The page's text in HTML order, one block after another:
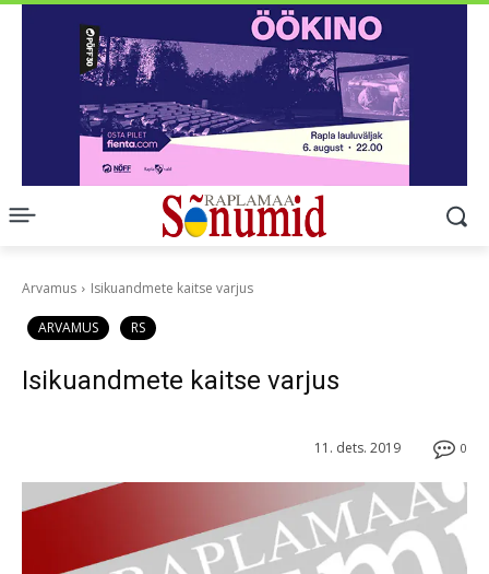
Arvamus Isikuandmete kaitse varjus
ARVAMUS RS
Isikuandmete kaitse varjus
0
11. dets. 2019